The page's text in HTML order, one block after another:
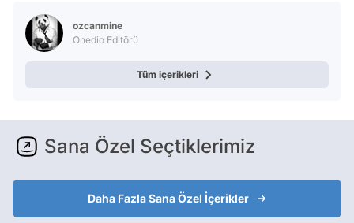
ozcanmine
Onedio Editörü
Tüm içerikleri
Sana Özel Seçtiklerimiz
Daha Fazla Sana Özel İçerikler